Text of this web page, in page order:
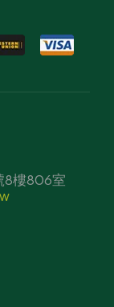
8樓806室